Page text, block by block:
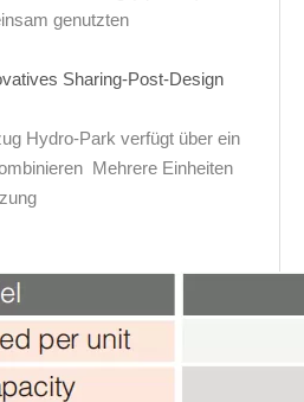
genutzten
Sharing-Post-Design
Hydro-Park verfügt über ein
Mehrere Einheiten